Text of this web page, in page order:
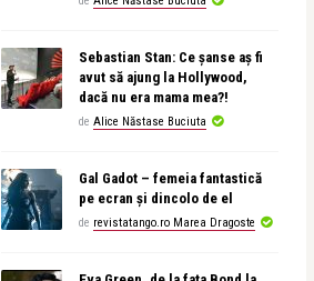
Sebastian Stan: Ce șanse aș fi
avut să ajung la Hollywood,
dacă nu era mama mea?!
de Alice Năstase Buciuta
Gal Gadot – femeia fantastică
pe ecran și dincolo de el
de revistatango.ro Marea Dragoste